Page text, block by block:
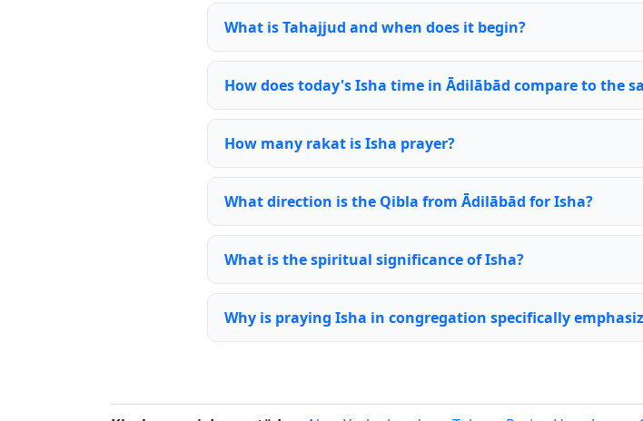
What is Tahajjud and when does it begin?
How does today's Isha time in Ādilābād compare to the
How many rakat is Isha prayer?
What direction is the Qibla from Ādilābād for Isha?
What is the spiritual significance of Isha?
Why is praying Isha in congregation specifically